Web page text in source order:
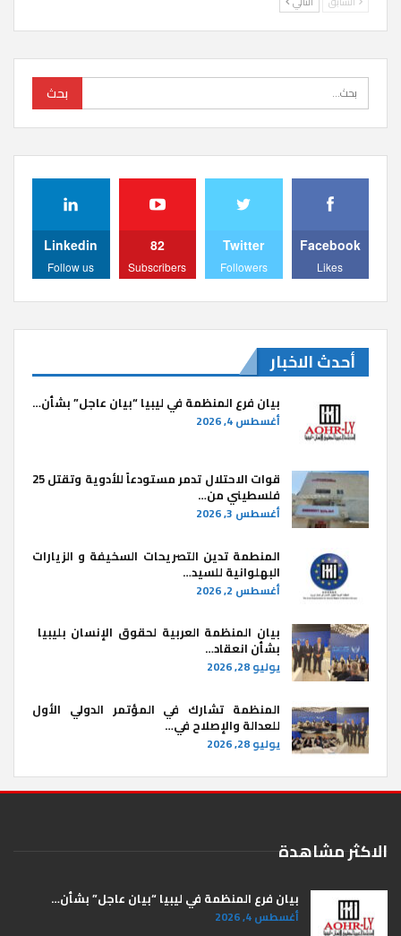
Facebook
Likes
Twitter
Followers
82
Subscribers
Linkedin
Follow us
أحدث الاخبار
بيان فرع المنظمة في ليبيا “بيان عاجل” بشأن…
أغسطس 4, 2026
قوات الاحتلال تدمر مستودعاً للأدوية وتقتل 25
فلسطيني من…
أغسطس 3, 2026
المنطمة تدين التصريحات السخيفة و الزيارات
البهلوانية للسيد…
أغسطس 2, 2026
بيان المنظمة العربية لحقوق الإنسان بليبيا ​
بشأن انعقاد…
يوليو 28, 2026
المنظمة تشارك في المؤتمر الدولي الأول
للعدالة والإصلاح في…
يوليو 28, 2026
الاكثر مشاهدة
بيان فرع المنظمة في ليبيا “بيان عاجل” بشأن…
أغسطس 4, 2026